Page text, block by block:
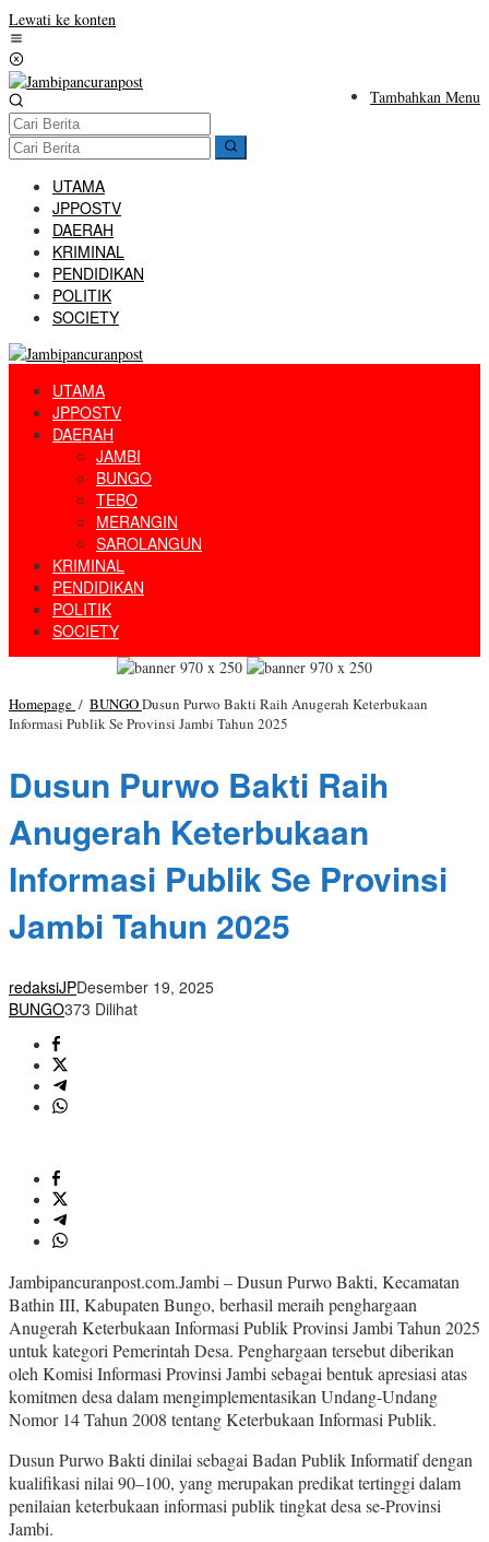
Lewati ke konten
Tambahkan Menu
UTAMA
JPPOSTV
DAERAH
KRIMINAL
PENDIDIKAN
POLITIK
SOCIETY
UTAMA
JPPOSTV
DAERAH
JAMBI
BUNGO
TEBO
MERANGIN
SAROLANGUN
KRIMINAL
PENDIDIKAN
POLITIK
SOCIETY
Homepage / BUNGODusun Purwo Bakti Raih Anugerah Keterbukaan
Informasi Publik Se Provinsi Jambi Tahun 2025
Dusun Purwo Bakti Raih
Anugerah Keterbukaan
Informasi Publik Se Provinsi
Jambi Tahun 2025
redaksiJPDesember 19, 2025
BUNGO373 Dilihat
Jambipancuranpost.com.Jambi – Dusun Purwo Bakti, Kecamatan
Bathin III, Kabupaten Bungo, berhasil meraih penghargaan
Anugerah Keterbukaan Informasi Publik Provinsi Jambi Tahun 2025
untuk kategori Pemerintah Desa. Penghargaan tersebut diberikan
oleh Komisi Informasi Provinsi Jambi sebagai bentuk apresiasi atas
komitmen desa dalam mengimplementasikan Undang-Undang
Nomor 14 Tahun 2008 tentang Keterbukaan Informasi Publik.
Dusun Purwo Bakti dinilai sebagai Badan Publik Informatif dengan
kualifikasi nilai 90–100, yang merupakan predikat tertinggi dalam
penilaian keterbukaan informasi publik tingkat desa se-Provinsi
Jambi.